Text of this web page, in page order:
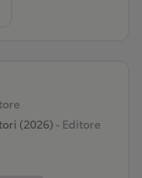
(2026)- Editore